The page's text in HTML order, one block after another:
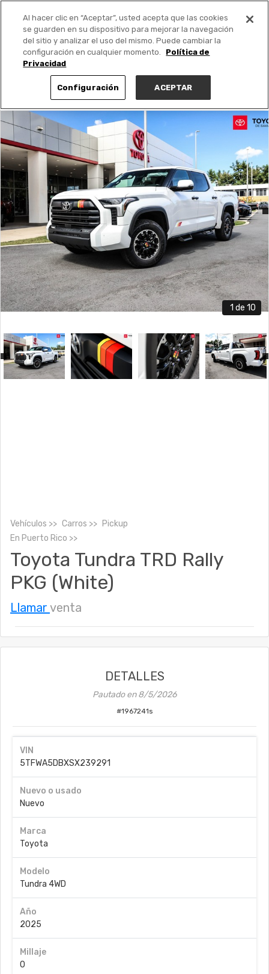
PUBLICA GRATIS +
1 de 10
Vehículos Carros
Pickup
En Puerto Rico
Toyota Tundra TRD Rally
PKG (White)
Llamar venta
DETALLES
Pautado en8/5/2026
#1967241s
VIN
5TFWA5DBXSX239291
Nuevo o usado
Nuevo
Marca
Toyota
Modelo
Tundra 4WD
Año
2025
Millaje
0
Al hacer clic en “Aceptar”, usted acepta que las cookies
se guarden en su dispositivo para mejorar la navegación
del sitio y analizar el uso del mismo. Puede cambiar la
configuración en cualquier momento.
Política de
Privacidad
Configuración ACEPTAR